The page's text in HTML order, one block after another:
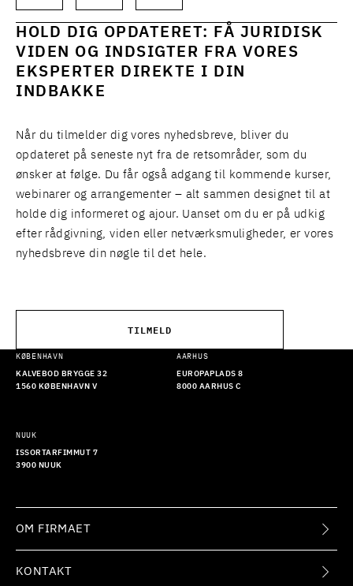
HOLD DIG OPDATERET: FÅ JURIDISK
VIDEN OG INDSIGTER FRA VORES
EKSPERTER DIREKTE I DIN
INDBAKKE
Når du tilmelder dig vores nyhedsbreve, bliver du
opdateret på seneste nyt fra de retsområder, som du
ønsker at følge. Du får også adgang til kommende kurser,
webinarer og arrangementer – alt sammen designet til at
holde dig informeret og ajour. Uanset om du er på udkig
efter rådgivning, viden eller netværksmuligheder, er vores
nyhedsbreve din nøgle til det hele.
TILMELD
KØBENHAVN
KALVEBOD BRYGGE 32
1560 KØBENHAVN V
AARHUS
EUROPAPLADS 8
8000 AARHUS C
NUUK
ISSORTARFIMMUT 7
3900 NUUK
OM FIRMAET
KONTAKT